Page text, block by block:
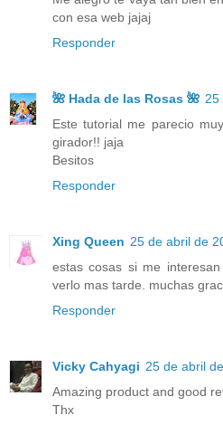
con esa web jajaj
Responder
🌺 Hada de las Rosas 🌺 25
Este tutorial me parecio
girador!! jaja
Besitos
Responder
Xing Queen 25 de abril de
estas cosas si me
verlo mas tarde. muchas
Responder
Vicky Cahyagi 25 de abril
Amazing product and good
Thx